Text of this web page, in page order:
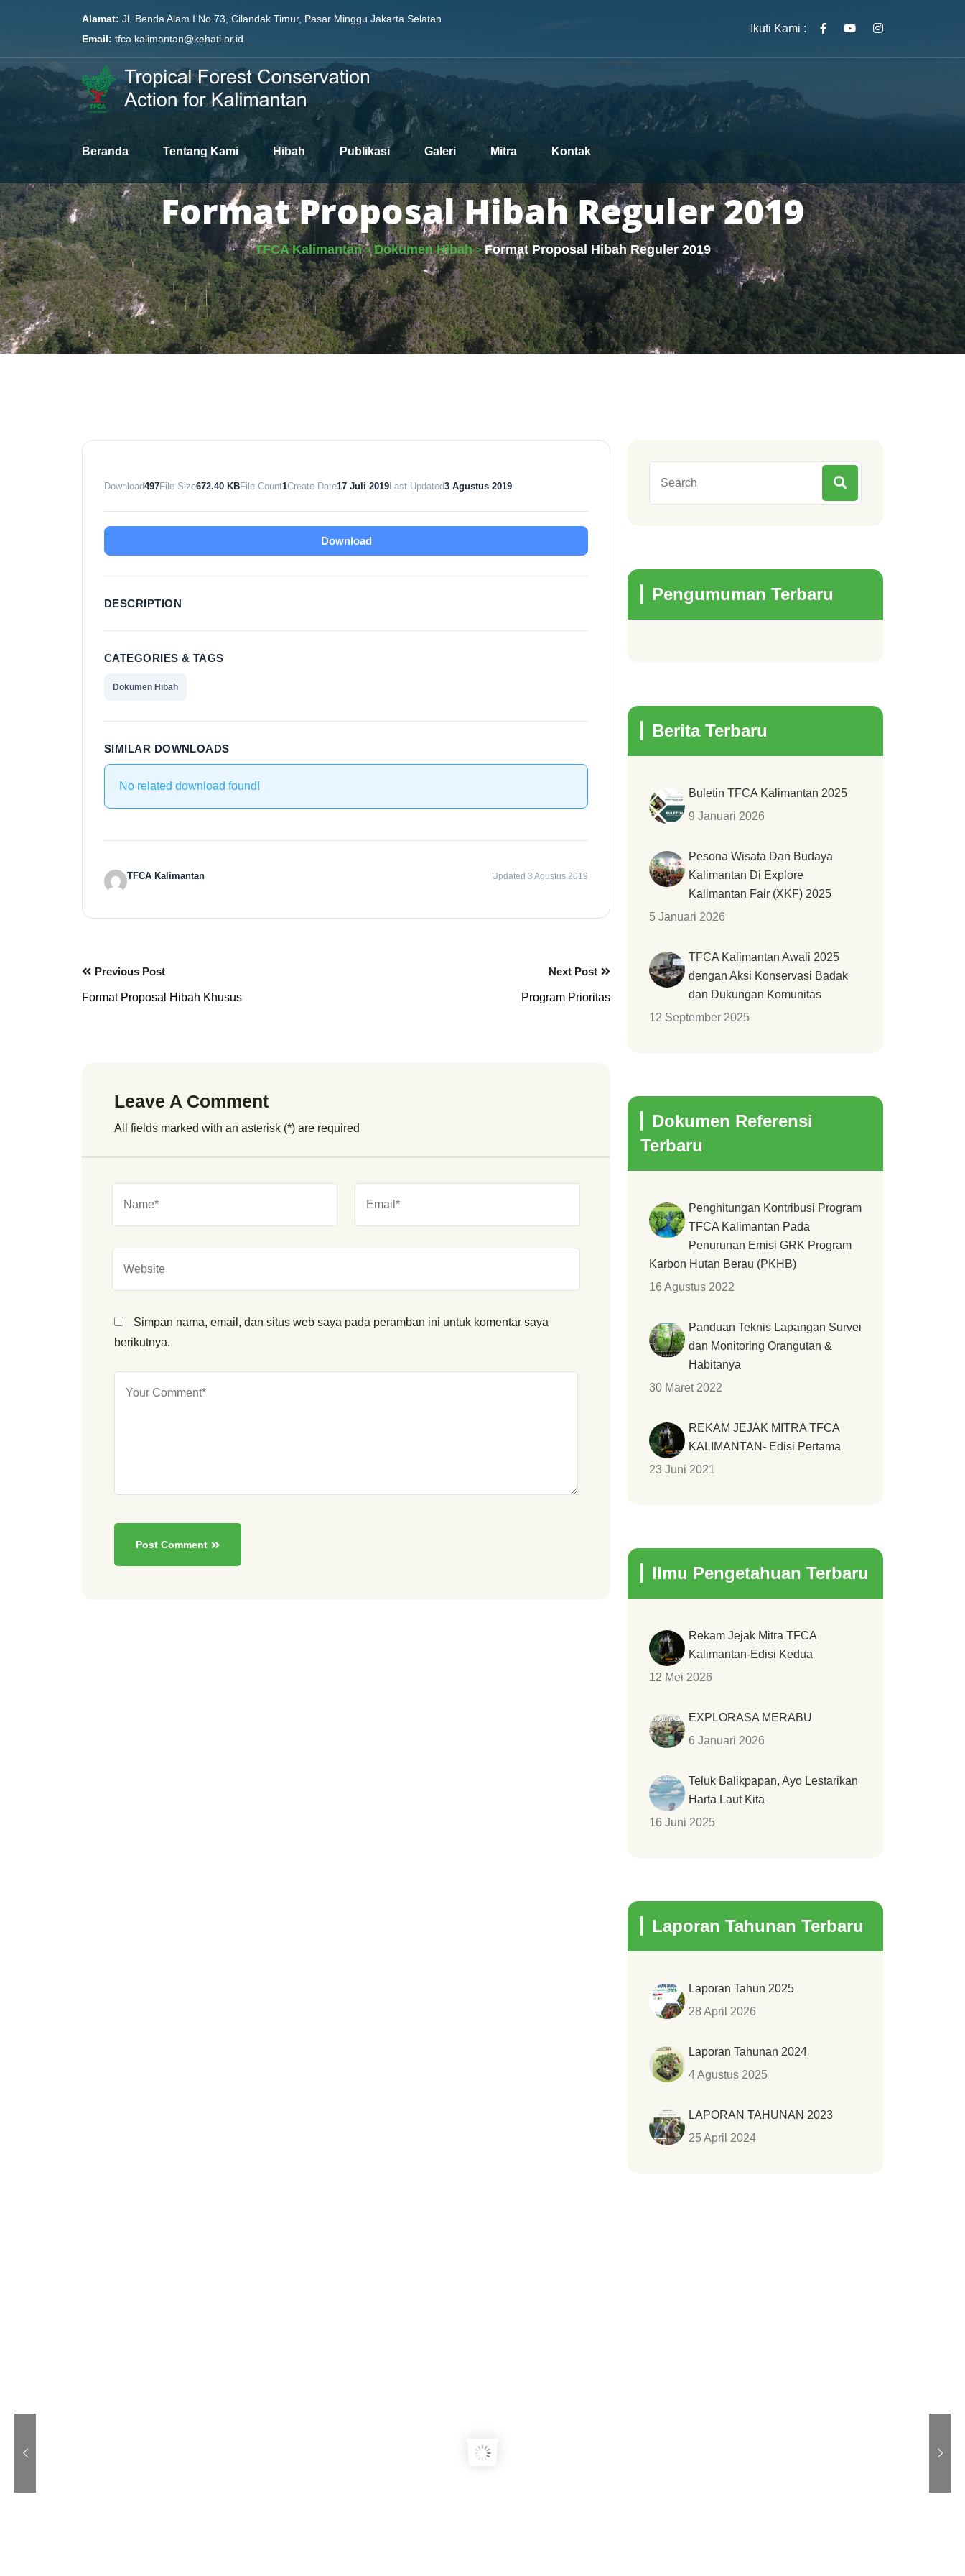
Alamat: Jl. Benda Alam I No.73, Cilandak Timur, Pasar Minggu Jakarta Selatan
Email: tfca.kalimantan@kehati.or.id
Ikuti Kami :
Beranda Tentang Kami Hibah Publikasi Galeri Mitra Kontak
Format Proposal Hibah Reguler 2019
TFCA Kalimantan>Dokumen Hibah>Format Proposal Hibah Reguler 2019
Download497File Size672.40 KBFile Count1Create Date17 Juli 2019Last Updated3 Agustus 2019
Download
DESCRIPTION
CATEGORIES & TAGS
Dokumen Hibah
SIMILAR DOWNLOADS
No related download found!
TFCA Kalimantan Updated 3 Agustus 2019
Previous Post
Format Proposal Hibah Khusus
Next Post
Program Prioritas
Leave A Comment
All fields marked with an asterisk (*) are required
Simpan nama, email, dan situs web saya pada peramban ini untuk komentar saya
berikutnya.
Post Comment
Pengumuman Terbaru
Berita Terbaru
Buletin TFCA Kalimantan 2025
9 Januari 2026
Pesona Wisata Dan Budaya
Kalimantan Di Explore
Kalimantan Fair (XKF) 2025
5 Januari 2026
TFCA Kalimantan Awali 2025
dengan Aksi Konservasi Badak
dan Dukungan Komunitas
12 September 2025
Dokumen Referensi
Terbaru
Penghitungan Kontribusi Program
TFCA Kalimantan Pada
Penurunan Emisi GRK Program
Karbon Hutan Berau (PKHB)
16 Agustus 2022
Panduan Teknis Lapangan Survei
dan Monitoring Orangutan &
Habitanya
30 Maret 2022
REKAM JEJAK MITRA TFCA
KALIMANTAN- Edisi Pertama
23 Juni 2021
Ilmu Pengetahuan Terbaru
Rekam Jejak Mitra TFCA
Kalimantan-Edisi Kedua
12 Mei 2026
EXPLORASA MERABU
6 Januari 2026
Teluk Balikpapan, Ayo Lestarikan
Harta Laut Kita
16 Juni 2025
Laporan Tahunan Terbaru
Laporan Tahun 2025
28 April 2026
Laporan Tahunan 2024
4 Agustus 2025
LAPORAN TAHUNAN 2023
25 April 2024